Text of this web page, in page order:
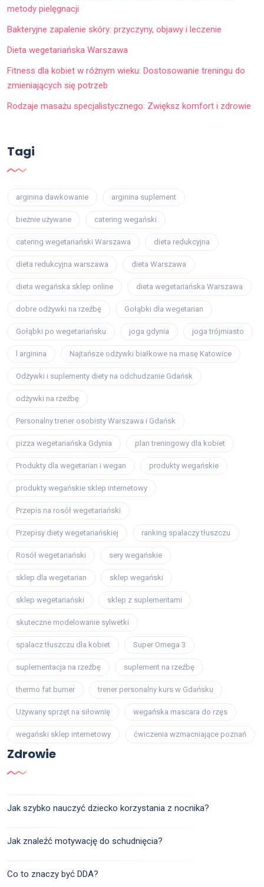
metody pielęgnacji
Bakteryjne zapalenie skóry: przyczyny, objawy i leczenie
Dieta wegetariańska Warszawa
Fitness dla kobiet w różnym wieku: Dostosowanie treningu do
zmieniających się potrzeb
Rodzaje masażu specjalistycznego: Zwiększ komfort i zdrowie
Tagi
arginina dawkowanie arginina suplement
bieżnie używane catering wegański
catering wegetariański Warszawa dieta redukcyjna
dieta redukcyjna warszawa dieta Warszawa
dieta wegańska sklep online dieta wegetariańska Warszawa
dobre odżywki na rzeźbę Gołąbki dla wegetarian
Gołąbki po wegetariańsku joga gdynia joga trójmiasto
l arginina Najtańsze odżywki białkowe na masę Katowice
Odżywki i suplementy diety na odchudzanie Gdańsk
odżywki na rzeźbę
Personalny trener osobisty Warszawa i Gdańsk
pizza wegetariańska Gdynia plan treningowy dla kobiet
Produkty dla wegetarian i wegan produkty wegańskie
produkty wegańskie sklep internetowy
Przepis na rosół wegetariański
Przepisy diety wegetariańskiej ranking spalaczy tłuszczu
Rosół wegetariański sery wegańskie
sklep dla wegetarian sklep wegański
sklep wegetariański sklep z suplementami
skuteczne modelowanie sylwetki
spalacz tłuszczu dla kobiet Super Omega 3
suplementacja na rzeźbę suplement na rzeźbę
thermo fat burner trener personalny kurs w Gdańsku
Używany sprzęt na siłownię wegańska mascara do rzęs
wegański sklep internetowy ćwiczenia wzmacniające poznań
Zdrowie
Jak szybko nauczyć dziecko korzystania z nocnika?
Jak znaleźć motywację do schudnięcia?
Co to znaczy być DDA?